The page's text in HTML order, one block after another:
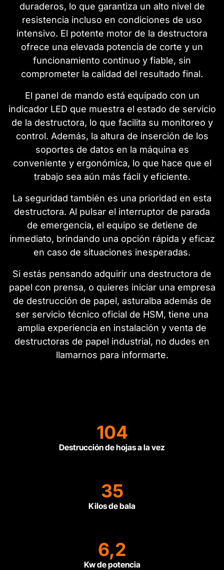
duraderos, lo que garantiza un alto nivel de
resistencia incluso en condiciones de uso
intensivo. El potente motor de la destructora
ofrece una elevada potencia de corte y un
funcionamiento continuo y fiable, sin
comprometer la calidad del resultado final.
El panel de mando está equipado con un
indicador LED que muestra el estado de servicio
de la destructora, lo que facilita su monitoreo y
control. Además, la altura de inserción de los
soportes de datos en la máquina es
conveniente y ergonómica, lo que hace que el
trabajo sea aún más fácil y eficiente.
La seguridad también es una prioridad en esta
destructora. Al pulsar el interruptor de parada
de emergencia, el equipo se detiene de
inmediato, brindando una opción rápida y eficaz
en caso de situaciones inesperadas.
Si estás pensando adquirir una destructora de
papel con prensa, o quieres iniciar una empresa
de destrucción de papel, asturalba además de
ser servicio técnico oficial de HSM, tiene una
amplia experiencia en instalación y venta de
destructoras de papel industrial, no dudes en
llamarnos para informarte.
104
Destrucción de hojas a la vez
35
Kilos de bala
6,2
Kw de potencia